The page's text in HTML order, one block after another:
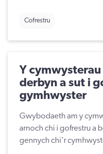
Cofrestru
Y
derbyn a sut i
gymhwyster
Gwybodaeth am y
arnoch chi i gofrestru a
gennych chi'r